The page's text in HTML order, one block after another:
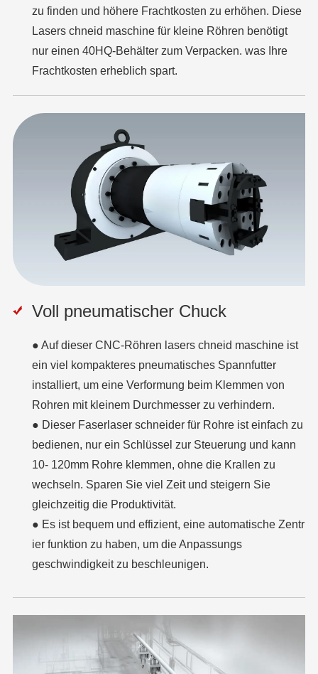
zu finden und höhere Frachtkosten zu erhöhen. Diese
Lasers chneid maschine für kleine Röhren benötigt
nur einen 40HQ-Behälter zum Verpacken. was Ihre
Frachtkosten erheblich spart.
Voll pneumatischer Chuck
● Auf dieser CNC-Röhren lasers chneid maschine ist
ein viel kompakteres pneumatisches Spannfutter
installiert, um eine Verformung beim Klemmen von
Rohren mit kleinem Durchmesser zu verhindern.
● Dieser Faserlaser schneider für Rohre ist einfach zu
bedienen, nur ein Schlüssel zur Steuerung und kann
10- 120mm Rohre klemmen, ohne die Krallen zu
wechseln. Sparen Sie viel Zeit und steigern Sie
gleichzeitig die Produktivität.
● Es ist bequem und effizient, eine automatische Zentr
ier funktion zu haben, um die Anpassungs
geschwindigkeit zu beschleunigen.